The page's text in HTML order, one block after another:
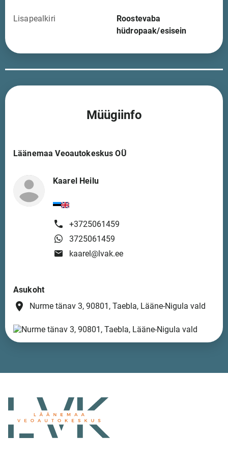
Lisapealkiri
Roostevaba
hüdropaak/esisein
Müügiinfo
Läänemaa Veoautokeskus OÜ
Kaarel Heilu
+3725061459
3725061459
kaarel@lvak.ee
Asukoht
place Nurme tänav 3, 90801, Taebla, Lääne-Nigula vald